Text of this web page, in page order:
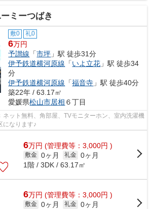
ミーつばき
敷0 礼0
6万円
予讃線 「市坪 」駅 徒歩31分
伊予鉄道横河原線 「いよ立花 」駅 徒歩34
分
伊予鉄道横河原線 「福音寺 」駅 徒歩40分
築22年 / 63.17㎡
愛媛県松山市居相 ６丁目
ネット無料、角部屋、TVモニターホン、室内洗濯機
になります♪
6万円 (管理費等：3,000円 )
敷金 0ヶ月 礼金 0ヶ月
1階 / 3DK / 63.17㎡
6万円 (管理費等：3,000円 )
敷金 0ヶ月 礼金 0ヶ月